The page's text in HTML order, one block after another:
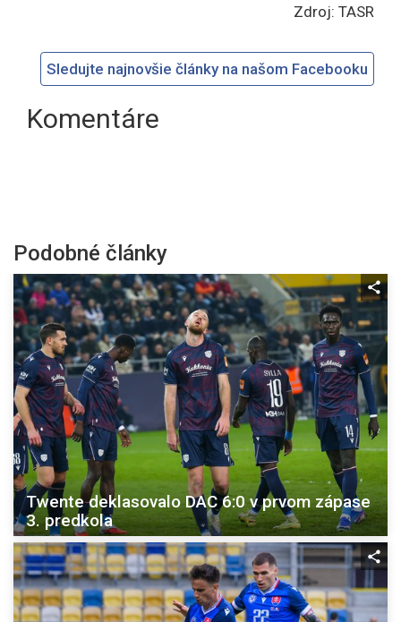
Zdroj: TASR
Sledujte najnovšie články na našom Facebooku
Komentáre
Podobné články
Twente deklasovalo DAC 6:0 v prvom zápase
3. predkola